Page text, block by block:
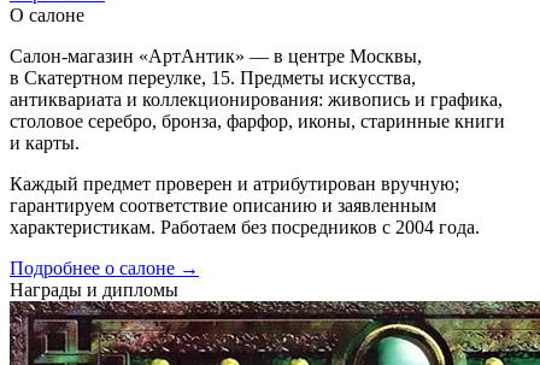
О салоне
Салон-магазин «АртАнтик» — в центре Москвы,
в Скатертном переулке, 15. Предметы искусства,
антиквариата и коллекционирования: живопись и графика,
столовое серебро, бронза, фарфор, иконы, старинные книги
и карты.
Каждый предмет проверен и атрибутирован вручную;
гарантируем соответствие описанию и заявленным
характеристикам. Работаем без посредников с 2004 года.
Подробнее о салоне →
Награды и дипломы